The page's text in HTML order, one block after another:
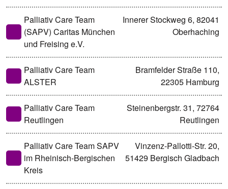
Palliativ Care Team
(SAPV) Caritas München
und Freising e.V.
Innerer Stockweg 6, 82041
Oberhaching
Palliativ Care Team
ALSTER
Bramfelder Straße 110,
22305 Hamburg
Palliativ Care Team
Reutlingen
Steinenbergstr. 31, 72764
Reutlingen
Palliativ Care Team SAPV
im Rheinisch-Bergischen
Kreis
Vinzenz-Pallotti-Str. 20,
51429 Bergisch Gladbach